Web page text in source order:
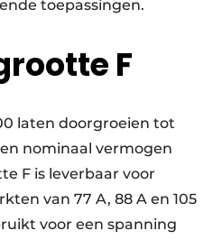
toepassingen.
F
laten doorgroeien tot
nominaal vermogen
F is leverbaar voor
van 77 A, 88 A en 105
voor een spanning